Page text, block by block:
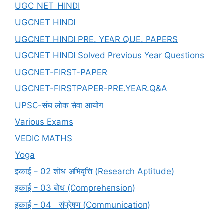
UGC_NET_HINDI
UGCNET HINDI
UGCNET HINDI PRE. YEAR QUE. PAPERS
UGCNET HINDI Solved Previous Year Questions
UGCNET-FIRST-PAPER
UGCNET-FIRSTPAPER-PRE.YEAR.Q&A
UPSC-संघ लोक सेवा आयोग
Various Exams
VEDIC MATHS
Yoga
इकाई – 02 शोध अभिवृत्ति (Research Aptitude)
इकाई – 03 बोध (Comprehension)
इकाई – 04 संप्रेषण (Communication)